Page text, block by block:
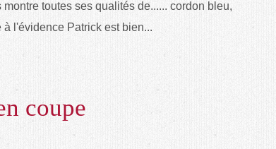
toutes ses qualités de...... cordon bleu,
à l'évidence Patrick est bien...
coupe